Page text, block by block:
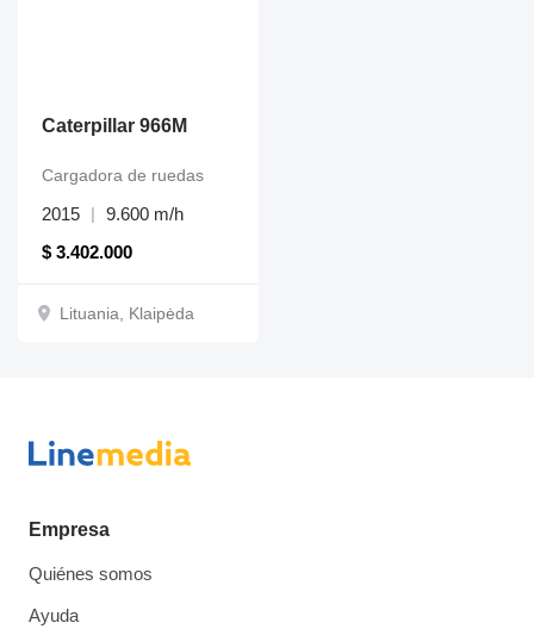
Caterpillar 966M
$ 3.402.000
Cargadora de ruedas
2015 9.600 m/h
Lituania, Klaipėda
Empresa
Quiénes somos
Ayuda